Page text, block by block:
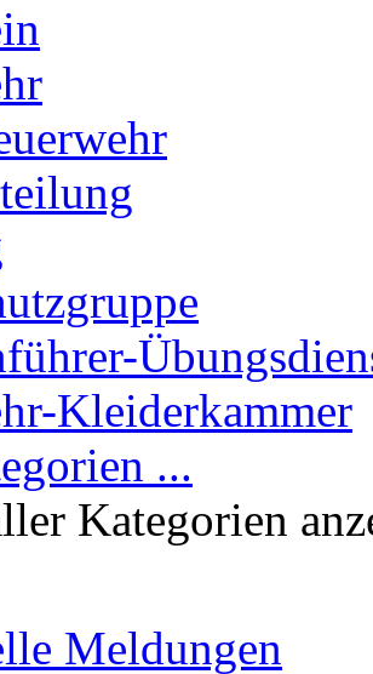
Kleiderkammer
...
Kategorien
Meldungen